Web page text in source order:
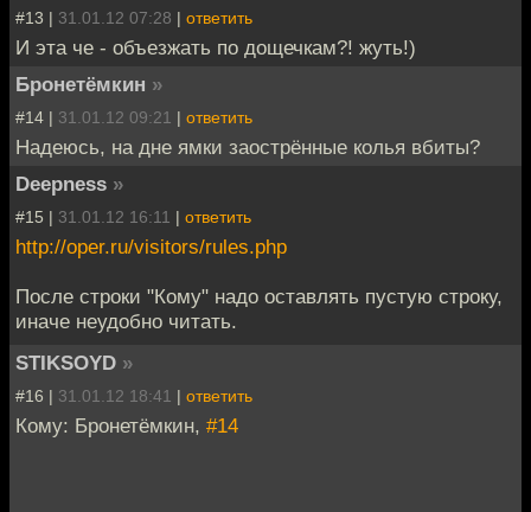
#13 | 31.01.12 07:28 | ответить
И эта че - объезжать по дощечкам?! жуть!)
Бронетёмкин »
#14 | 31.01.12 09:21 | ответить
Надеюсь, на дне ямки заострённые колья вбиты?
Deepness »
#15 | 31.01.12 16:11 | ответить
http://oper.ru/visitors/rules.php
После строки "Кому" надо оставлять пустую строку,
иначе неудобно читать.
STIKSOYD »
#16 | 31.01.12 18:41 | ответить
Кому: Бронетёмкин, #14